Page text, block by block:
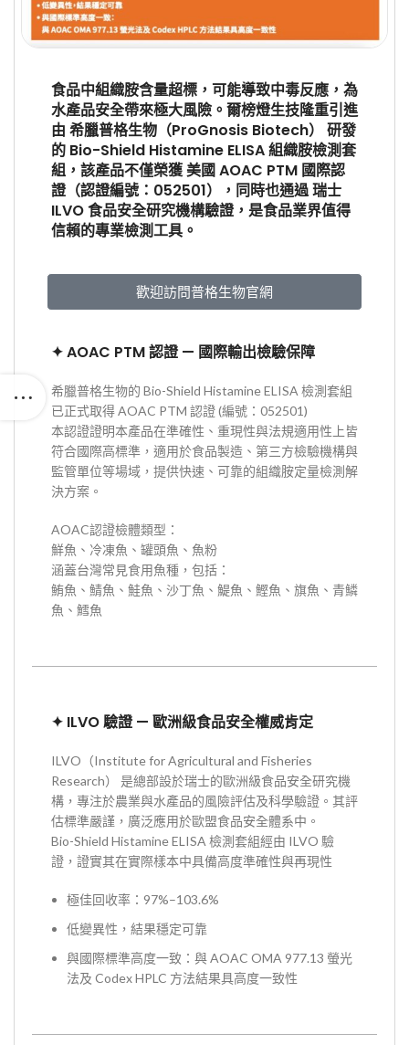
食品中組織胺含量超標，可能導致中毒反應，為
水產品安全帶來極大風險。爾榜燈生技隆重引進
由 希臘普格生物（ProGnosis Biotech） 研發
的 Bio-Shield Histamine ELISA 組織胺檢測套
組，該產品不僅榮獲 美國 AOAC PTM 國際認
證（認證編號：052501），同時也通過 瑞士
ILVO 食品安全研究機構驗證，是食品業界值得
信賴的專業檢測工具。
歡迎訪問普格生物官網
✦AOAC PTM 認證 — 國際輸出檢驗保障
希臘普格生物的 Bio-Shield Histamine ELISA 檢測套組
已正式取得 AOAC PTM 認證 (編號：052501)
本認證證明本產品在準確性、重現性與法規適用性上皆
符合國際高標準，適用於食品製造、第三方檢驗機構與
監管單位等場域，提供快速、可靠的組織胺定量檢測解
決方案。
AOAC認證檢體類型：
鮮魚、冷凍魚、罐頭魚、魚粉
涵蓋台灣常見食用魚種，包括：
鮪魚、鯖魚、鮭魚、沙丁魚、鯷魚、鰹魚、旗魚、青鱗
魚、鱈魚
✦ ILVO 驗證 — 歐洲級食品安全權威肯定
ILVO（Institute for Agricultural and Fisheries
Research） 是總部設於瑞士的歐洲級食品安全研究機
構，專注於農業與水產品的風險評估及科學驗證。其評
估標準嚴謹，廣泛應用於歐盟食品安全體系中。
Bio-Shield Histamine ELISA 檢測套組經由 ILVO 驗
證，證實其在實際樣本中具備高度準確性與再現性
極佳回收率：97%–103.6%
低變異性，結果穩定可靠
與國際標準高度一致：與 AOAC OMA 977.13 螢光
法及 Codex HPLC 方法結果具高度一致性